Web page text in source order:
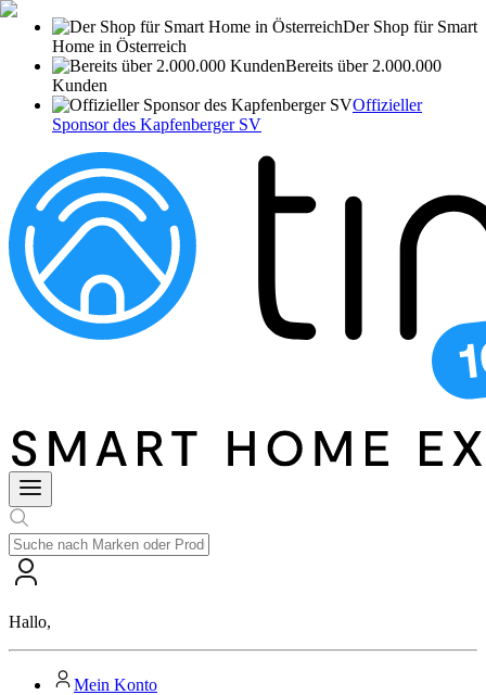
Der Shop für Smart
Home in Österreich
Bereits über 2.000.000
Kunden
Offizieller
Sponsor des Kapfenberger SV
Hallo,
Mein Konto